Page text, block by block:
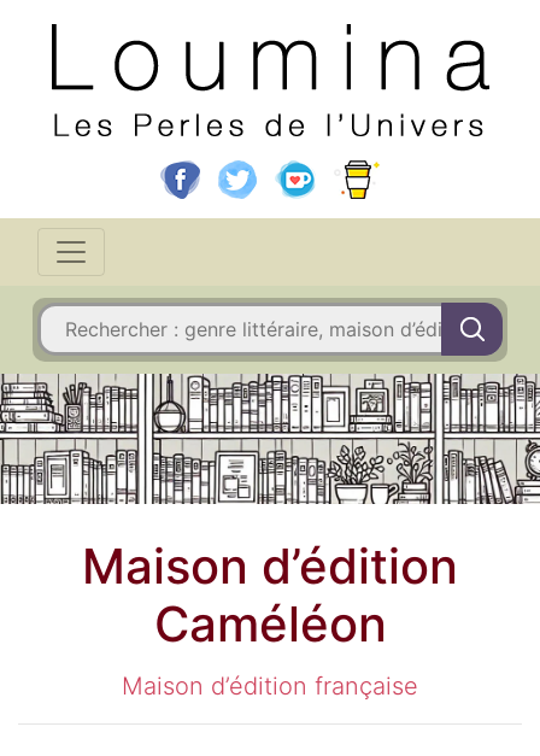
Maison d’édition
Caméléon
Maison d’édition française